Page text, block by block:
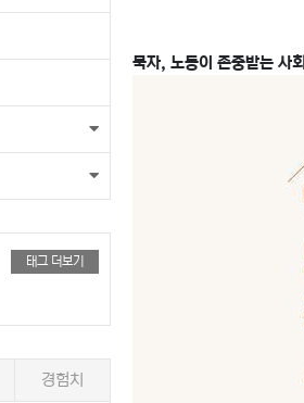
태그 더보기
경험치
묵자, 노동이 존중받는 사